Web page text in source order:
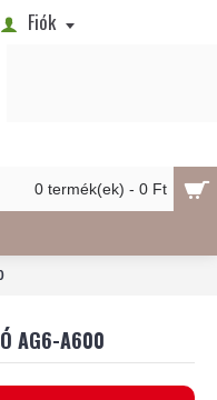
Fiók
0 termék(ek) - 0 Ft
AG6-A600